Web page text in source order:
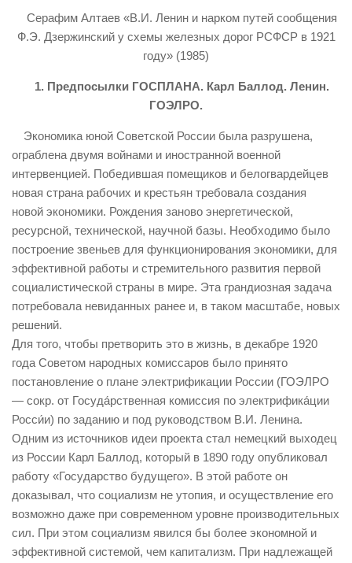
Серафим Алтаев «В.И. Ленин и нарком путей сообщения
Ф.Э. Дзержинский у схемы железных дорог РСФСР в 1921
году» (1985)
1. Предпосылки ГОСПЛАНА. Карл Баллод. Ленин.
ГОЭЛРО.
Экономика юной Советской России была разрушена,
ограблена двумя войнами и иностранной военной
интервенцией. Победившая помещиков и белогвардейцев
новая страна рабочих и крестьян требовала создания
новой экономики. Рождения заново энергетической,
ресурсной, технической, научной базы. Необходимо было
построение звеньев для функционирования экономики, для
эффективной работы и стремительного развития первой
социалистической страны в мире. Эта грандиозная задача
потребовала невиданных ранее и, в таком масштабе, новых
решений.
Для того, чтобы претворить это в жизнь, в декабре 1920
года Советом народных комиссаров было принято
постановление о плане электрификации России (ГОЭЛРО
— сокр. от Госуда́рственная комиссия по электрифика́ции
Росси́и) по заданию и под руководством В.И. Ленина.
Одним из источников идеи проекта стал немецкий выходец
из России Карл Баллод, который в 1890 году опубликовал
работу «Государство будущего». В этой работе он
доказывал, что социализм не утопия, и осуществление его
возможно даже при современном уровне производительных
сил. При этом социализм явился бы более экономной и
эффективной системой, чем капитализм. При надлежащей